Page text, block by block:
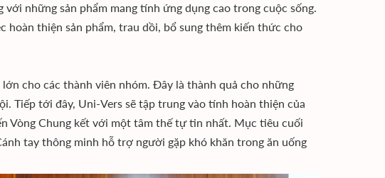
những sản phẩm mang tính ứng dụng cao trong cuộc sống.
thiện sản phẩm, trau dồi, bổ sung thêm kiến thức cho
cho các thành viên nhóm. Đây là thành quả cho những
Tiếp tới đây, Uni-Vers sẽ tập trung vào tính hoàn thiện của
Vòng Chung kết với một tâm thế tự tin nhất. Mục tiêu cuối
tay thông minh hỗ trợ người gặp khó khăn trong ăn uống